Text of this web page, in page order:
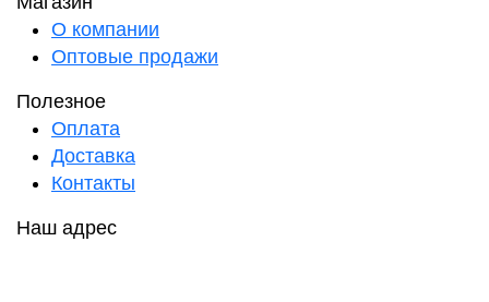
О компании
Оптовые продажи
Полезное
Оплата
Доставка
Контакты
Наш адрес